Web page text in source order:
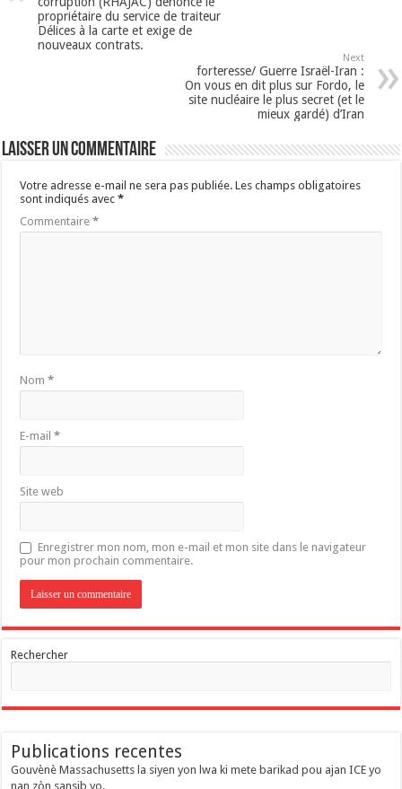
propriétaire du service de traiteur
Délices à la carte et exige de
nouveaux contrats.
Next
forteresse/ Guerre Israël-Iran :
On vous en dit plus sur Fordo, le
site nucléaire le plus secret (et le
mieux gardé) d’Iran
Laisser un commentaire
Votre adresse e-mail ne sera pas publiée. Les champs obligatoires
sont indiqués avec*
Commentaire*
Nom*
E-mail*
Site web
Enregistrer mon nom, mon e-mail et mon site dans le navigateur
pour mon prochain commentaire.
Rechercher
Publications recentes
Gouvènè Massachusetts la siyen yon lwa ki mete barikad pou ajan ICE yo
nan zòn sansib yo.